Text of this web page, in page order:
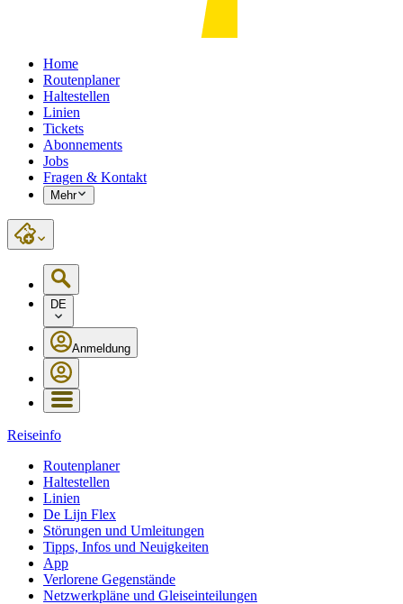
Home
Routenplaner
Haltestellen
Linien
Tickets
Abonnements
Jobs
Fragen & Kontakt
Mehr
DE
Anmeldung
Reiseinfo
Routenplaner
Haltestellen
Linien
De Lijn Flex
Störungen und Umleitungen
Tipps, Infos und Neuigkeiten
App
Verlorene Gegenstände
Netzwerkpläne und Gleiseinteilungen